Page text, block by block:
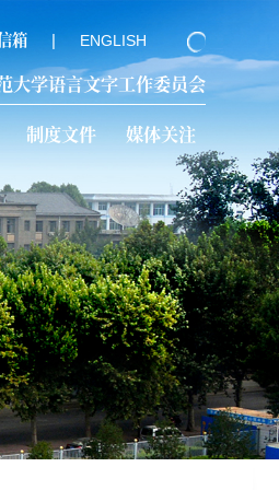
箱 | ENGLISH
大学语言文字工作委员会
制度文件 媒体关注